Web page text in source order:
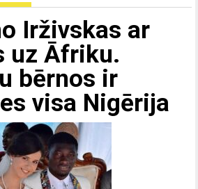
Irživskas ar
uz Āfriku.
bērnos ir
visa Nigērija